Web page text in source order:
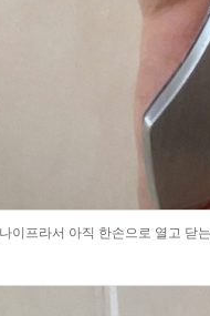
이프라서 아직 한손으로 열고 닫